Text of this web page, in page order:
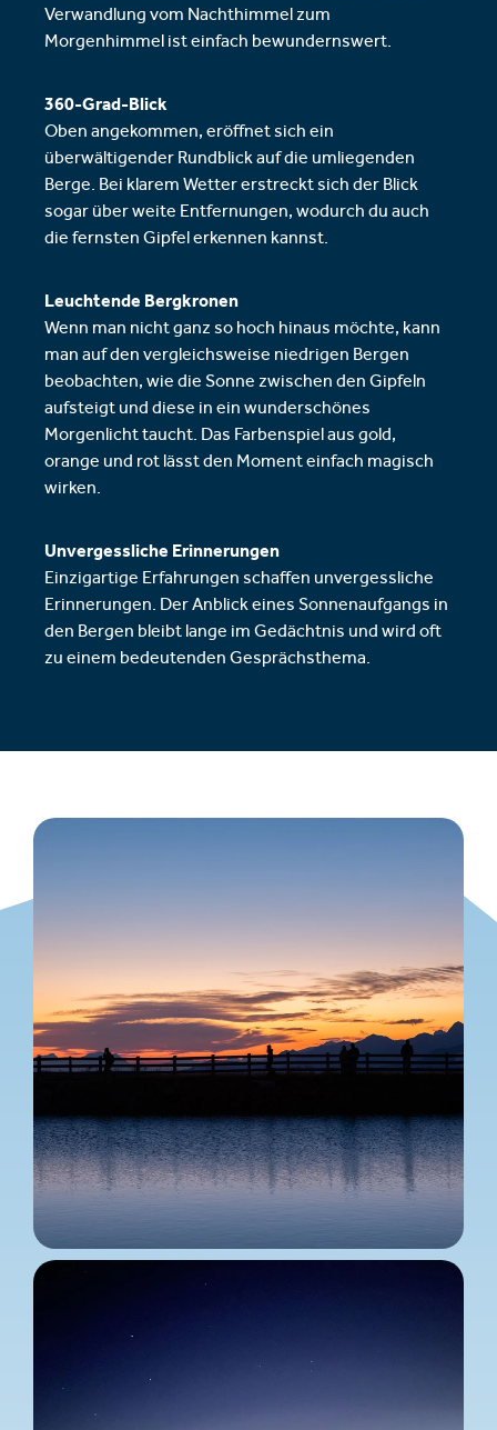
Verwandlung vom Nachthimmel zum
Morgenhimmel ist einfach bewundernswert.
360-Grad-Blick
Oben angekommen, eröffnet sich ein
überwältigender Rundblick auf die umliegenden
Berge. Bei klarem Wetter erstreckt sich der Blick
sogar über weite Entfernungen, wodurch du auch
die fernsten Gipfel erkennen kannst.
Leuchtende Bergkronen
Wenn man nicht ganz so hoch hinaus möchte, kann
man auf den vergleichsweise niedrigen Bergen
beobachten, wie die Sonne zwischen den Gipfeln
aufsteigt und diese in ein wunderschönes
Morgenlicht taucht. Das Farbenspiel aus gold,
orange und rot lässt den Moment einfach magisch
wirken.
Unvergessliche Erinnerungen
Einzigartige Erfahrungen schaffen unvergessliche
Erinnerungen. Der Anblick eines Sonnenaufgangs in
den Bergen bleibt lange im Gedächtnis und wird oft
zu einem bedeutenden Gesprächsthema.